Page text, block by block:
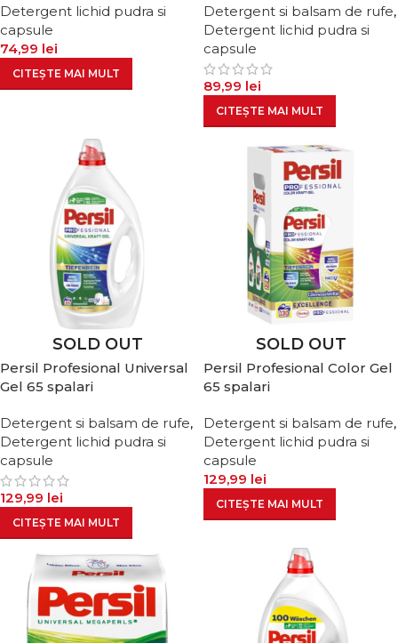
Detergent lichid pudra si
capsule
74,99 lei
CITEȘTE MAI MULT
Detergent si balsam de rufe,
Detergent lichid pudra si
capsule
89,99 lei
CITEȘTE MAI MULT
SOLD OUT
Persil Profesional Universal
Gel 65 spalari
Detergent si balsam de rufe,
Detergent lichid pudra si
capsule
129,99 lei
CITEȘTE MAI MULT
SOLD OUT
Persil Profesional Color Gel
65 spalari
Detergent si balsam de rufe,
Detergent lichid pudra si
capsule
129,99 lei
CITEȘTE MAI MULT